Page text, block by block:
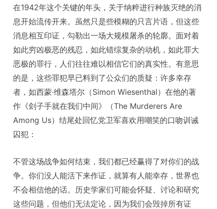
在1942年这个关键的年头，关于纳粹进行种族灭绝的消
息开始流传开来。虽然只是些模糊的只言片语，但这些
消息相互印证，勾勒出一场大规模屠杀的轮廓。面对着
如此穷凶极恶的残忍，如此错综复杂的动机，如此罪大
恶极的罪行，人们往往难以相信它们的真实性。有意思
的是，这些罪犯早已料到了公众们的质疑：许多幸存
者，如西蒙·维森塔尔（Simon Wiesenthal）在他的著
作《刽子手就在我们中间》（The Murderers Are
Among Us）结尾处回忆党卫军喜欢用嘲笑的口吻训诫
囚犯：
不管这场战争如何结束，我们都已经赢得了对你们的战
争。你们没人能活下来作证，就算有人能幸存，世界也
不会相信他的话。历史学家们可能会怀疑、讨论和研究
这些问题，但他们无法定论，因为我们会毁掉所有证